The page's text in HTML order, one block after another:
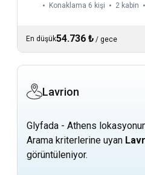
Konaklama 6 kişi 2 kabin
En düşük54.736 ₺ / gece
Lavrion
Glyfada - Athens
Arama kriterlerine uyan
görüntüleniyor.